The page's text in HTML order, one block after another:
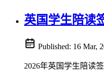
英国学生陪读
Published: 16 Mar,
2026年英国学生陪读